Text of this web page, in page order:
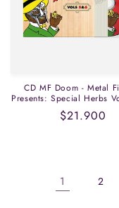
CD MF Doom - Metal
Presents: Special Herbs
Precio
$21.900
1 2